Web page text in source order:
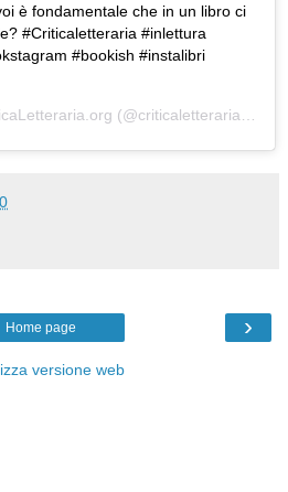
è fondamentale che in un libro ci
#Criticaletteraria #inlettura
#bookish #instalibri
(@criticaletteraria) in data:
›
Home page
versione web